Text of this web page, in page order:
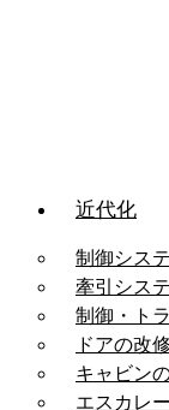
近代化
制御シス
牽引シス
制御・ト
ドアの改修
キャビン
エスカレ